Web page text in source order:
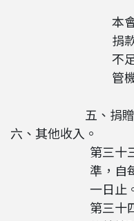
本
捐
不
管
五、捐贈
六、其他收入。
第三十
準，自
一日止
第三十